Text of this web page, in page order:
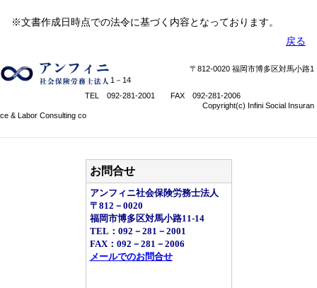
※文書作成日時点での法令に基づく内容となっております。
戻る
〒812-0020 福岡市博多区対馬小路1
1－14
TEL 092-281-2001 FAX 092-281-2006
Copyright(c) Infini Social Insuran
ce & Labor Consulting co
お問合せ
アンフィニ社会保険労務士法人
〒812－0020
福岡市博多区対馬小路11-14
TEL：092－281－2001
FAX：092－281－2006
メールでのお問合せ